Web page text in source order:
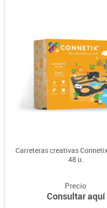
Carreteras creativas
48 u.
Precio
Consultar aquí